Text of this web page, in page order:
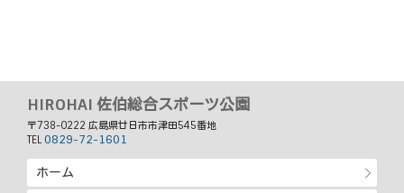
HIROHAI 佐伯総合スポーツ公園
〒738-0222 広島県廿日市市津田545番地
TEL 0829-72-1601
ホーム